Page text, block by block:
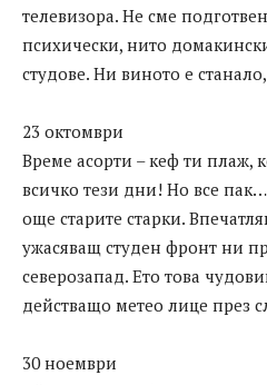
телевизора. Не сме
психически, нито
студове. Ни виното е
23 октомври
Време асорти – кеф ти плаж,
всичко тези дни! Но все
още старите старки.
ужасяващ студен фронт ни
северозапад. Ето това
действащо метео лице през
30 ноември